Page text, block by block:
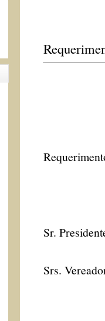
Sr.
Srs.